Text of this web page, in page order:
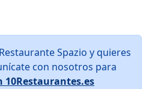
Spazio y quieres
con nosotros para